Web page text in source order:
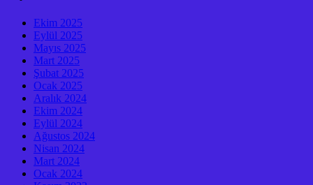
Ekim 2025
Eylül 2025
Mayıs 2025
Mart 2025
Şubat 2025
Ocak 2025
Aralık 2024
Ekim 2024
Eylül 2024
Ağustos 2024
Nisan 2024
Mart 2024
Ocak 2024